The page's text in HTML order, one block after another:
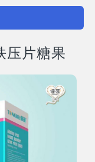
压片糖果